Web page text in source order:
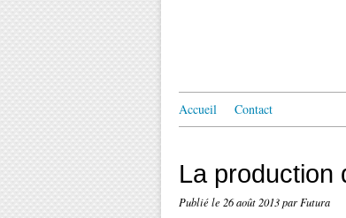
Accueil Contact
La production
Publié le 26 août 2013par Futura